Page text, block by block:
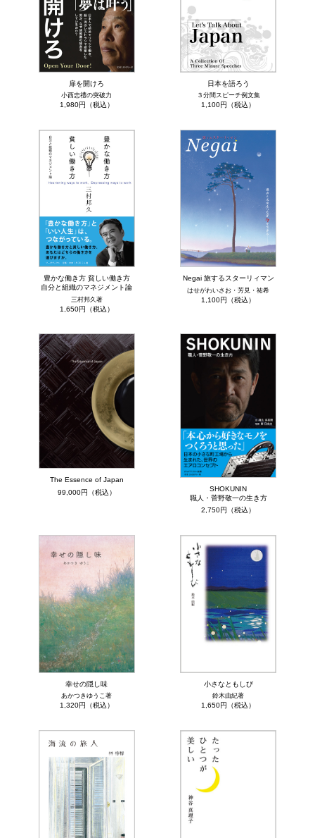
扉を開けろ
小西忠禮の突破力
1,980円（税込）
日本を語ろう
３分間スピーチ例文集
1,100円（税込）
豊かな働き方 貧しい働き方
自分と組織のマネジメント論
三村邦久著
1,650円（税込）
Negai 旅するスターリィマン
はせがわいさお・芳見・祐希
1,100円（税込）
The Essence of Japan
99,000円（税込）
SHOKUNIN
職人・菅野敬一の生き方
2,750円（税込）
幸せの隠し味
あかつきゆうこ著
1,320円（税込）
小さなともしび
鈴木由紀著
1,650円（税込）